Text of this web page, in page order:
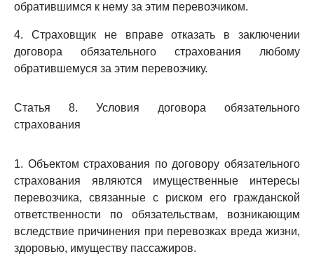
обратившимся к нему за этим перевозчиком.
4. Страховщик не вправе отказать в заключении
договора обязательного страхования любому
обратившемуся за этим перевозчику.
Статья 8. Условия договора обязательного
страхования
1. Объектом страхования по договору обязательного
страхования являются имущественные интересы
перевозчика, связанные с риском его гражданской
ответственности по обязательствам, возникающим
вследствие причинения при перевозках вреда жизни,
здоровью, имуществу пассажиров.